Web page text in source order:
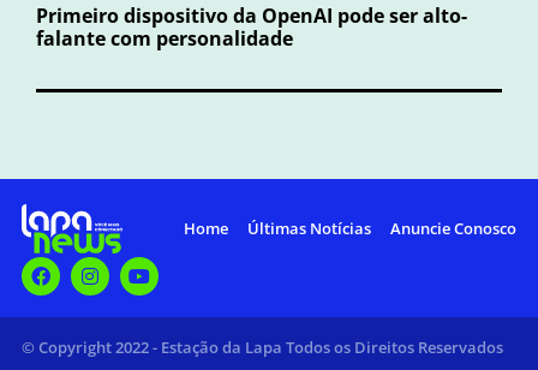
Primeiro dispositivo da OpenAI pode ser alto-
falante com personalidade
Home Últimas Notícias Anuncie Conosco
© Copyright 2022 - Estação da Lapa Todos os Direitos Reservados